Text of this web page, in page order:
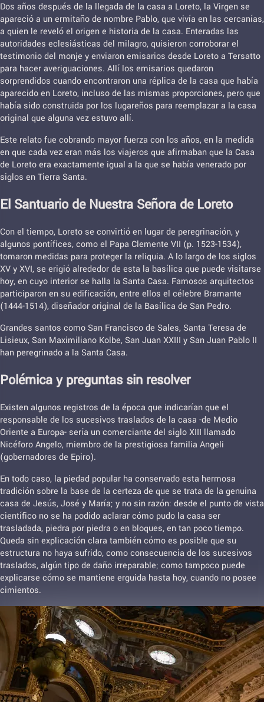
Dos años después de la llegada de la casa a Loreto, la Virgen se
apareció a un ermitaño de nombre Pablo, que vivía en las cercanías,
a quien le reveló el origen e historia de la casa. Enteradas las
autoridades eclesiásticas del milagro, quisieron corroborar el
testimonio del monje y enviaron emisarios desde Loreto a Tersatto
para hacer averiguaciones. Allí los emisarios quedaron
sorprendidos cuando encontraron una réplica de la casa que había
aparecido en Loreto, incluso de las mismas proporciones, pero que
había sido construida por los lugareños para reemplazar a la casa
original que alguna vez estuvo allí.
Este relato fue cobrando mayor fuerza con los años, en la medida
en que cada vez eran más los viajeros que afirmaban que la Casa
de Loreto era exactamente igual a la que se había venerado por
siglos en Tierra Santa.
El Santuario de Nuestra Señora de Loreto
Con el tiempo, Loreto se convirtió en lugar de peregrinación, y
algunos pontífices, como el Papa Clemente VII (p. 1523-1534),
tomaron medidas para proteger la reliquia. A lo largo de los siglos
XV y XVI, se erigió alrededor de esta la basílica que puede visitarse
hoy, en cuyo interior se halla la Santa Casa. Famosos arquitectos
participaron en su edificación, entre ellos el célebre Bramante
(1444-1514), diseñador original de la Basílica de San Pedro.
Grandes santos como San Francisco de Sales, Santa Teresa de
Lisieux, San Maximiliano Kolbe, San Juan XXIII y San Juan Pablo II
han peregrinado a la Santa Casa.
Polémica y preguntas sin resolver
Existen algunos registros de la época que indicarían que el
responsable de los sucesivos traslados de la casa -de Medio
Oriente a Europa- sería un comerciante del siglo XIII llamado
Nicéforo Angelo, miembro de la prestigiosa familia Angeli
(gobernadores de Epiro).
En todo caso, la piedad popular ha conservado esta hermosa
tradición sobre la base de la certeza de que se trata de la genuina
casa de Jesús, José y María; y no sin razón: desde el punto de vista
científico no se ha podido aclarar cómo pudo la casa ser
trasladada, piedra por piedra o en bloques, en tan poco tiempo.
Queda sin explicación clara también cómo es posible que su
estructura no haya sufrido, como consecuencia de los sucesivos
traslados, algún tipo de daño irreparable; como tampoco puede
explicarse cómo se mantiene erguida hasta hoy, cuando no posee
cimientos.